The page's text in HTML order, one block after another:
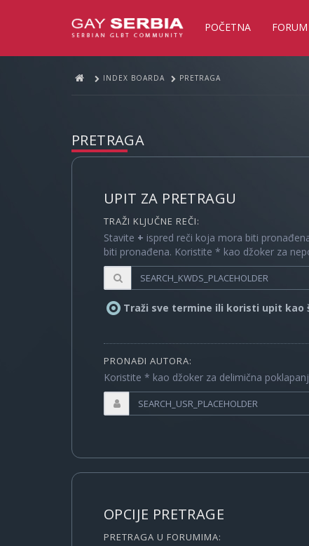
POČETNA FORUM
INDEX BOARDA PRETRAGA
PRETRAGA
UPIT ZA PRETRAGU
TRAŽI KLJUČNE REČI:
Stavite + ispred reči koja mora biti
biti pronađena. Koristite * kao džoker za
Traži sve termine ili koristi upit kao
PRONAĐI AUTORA:
Koristite * kao džoker za delimična
OPCIJE PRETRAGE
PRETRAGA U FORUMIMA: